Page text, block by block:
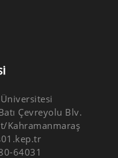
Çevreyolu Blv.
Kahramanmaraş
64031